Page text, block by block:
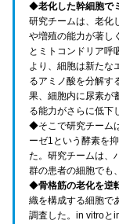
◆老化した幹細胞で
研究チームは、老化
や増殖の能力が著し
とミトコンドリア呼
より、細胞は新たな
るアミノ酸を分解す
果、細胞内に尿素が
る能力がさらに低下
◆そこで研究チーム
ーゼ1という酵素を
た。 研究チームは、
群の患者の細胞でも
◆骨格筋の老化を逆
織を構成する細胞で
調査した。in vitroと